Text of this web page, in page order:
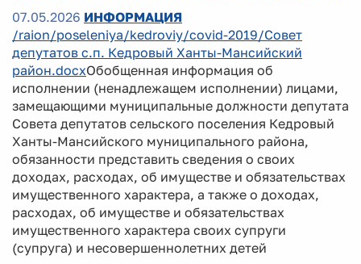
07.05.2026 ИНФОРМАЦИЯ
/raion/poseleniya/kedroviy/covid-2019/Совет
депутатов с.п. Кедровый Ханты-Мансийский
район.docxОбобщенная информация об
исполнении (ненадлежащем исполнении) лицами,
замещающими муниципальные должности депутата
Совета депутатов сельского поселения Кедровый
Ханты-Мансийского муниципального района,
обязанности представить сведения о своих
доходах, расходах, об имуществе и обязательствах
имущественного характера, а также о доходах,
расходах, об имуществе и обязательствах
имущественного характера своих супруги
(супруга) и несовершеннолетних детей